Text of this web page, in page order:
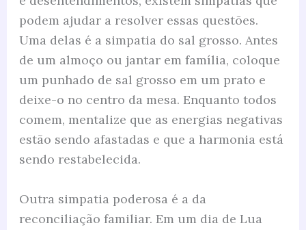
podem ajudar a resolver essas questões.
Uma delas é a simpatia do sal grosso. Antes
de um almoço ou jantar em família, coloque
um punhado de sal grosso em um prato e
deixe-o no centro da mesa. Enquanto todos
comem, mentalize que as energias negativas
estão sendo afastadas e que a harmonia está
sendo restabelecida.
Outra simpatia poderosa é a da
reconciliação familiar. Em um dia de Lua